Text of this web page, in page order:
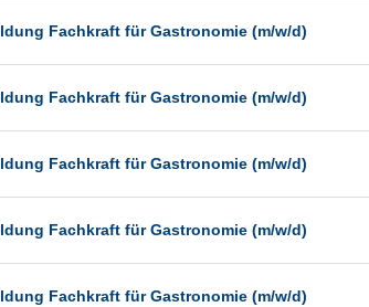
Landau
Mainz
Mannheim
München
Fachkraft für Gastronomie (m/w/d)
Fachkraft für Gastronomie (m/w/d)
Fachkraft für Gastronomie (m/w/d)
Fachkraft für Gastronomie (m/w/d)
Fachkraft für Gastronomie (m/w/d)